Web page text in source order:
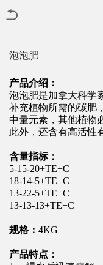
泡泡肥
产品介绍：
泡泡肥是加拿大科学
补充植物所需的碳肥
中量元素，其他植物
此外，还含有高活性
含量指标：
5-15-20+TE+C
18-14-5+TE+C
13-22-5+TE+C
13-13-13+TE+C
规格： 4KG
产品特点：